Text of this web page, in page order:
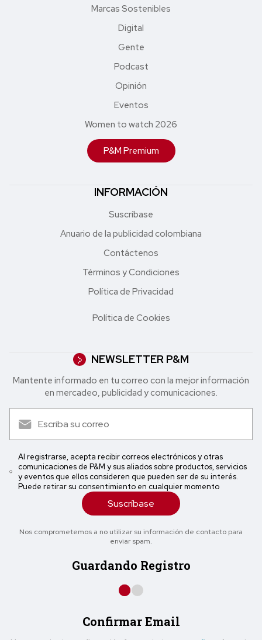
Marcas Sostenibles
Digital
Gente
Podcast
Opinión
Eventos
Women to watch 2026
P&M Premium
INFORMACIÓN
Suscríbase
Anuario de la publicidad colombiana
Contáctenos
Términos y Condiciones
Política de Privacidad
Política de Cookies
NEWSLETTER P&M
Mantente informado en tu correo con la mejor in formación
en mercadeo, publicidad y comunicaciones.
Al registrarse, acepta recibir correos electrónicos y otras
comunicaciones de P&M y sus aliados sobre productos, servicios
y eventos que ellos consideren que pueden ser de su interés.
Puede retirar su consentimiento en cualquier momento
Suscríbase
Nos comprometemos a no utilizar su información de contacto para
enviar spam.
Guardando Registro
Confirmar Email